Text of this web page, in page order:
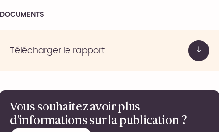
DOCUMENTS
Télécharger le rapport
Vous souhaitez avoir plus
d’informations sur la publication ?